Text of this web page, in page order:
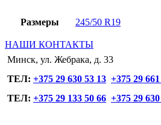
Размеры 245/50 R19
НАШИ КОНТАКТЫ
Минск, ул. Жебрака, д. 33
ТЕЛ: +375 29 630 53 13 +375 29
ТЕЛ: +375 29 133 50 66 +375 29